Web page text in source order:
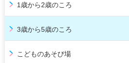
1歳から2歳のころ
3歳から5歳のころ
こどものあそび場